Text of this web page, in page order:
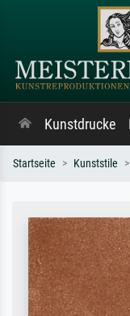
Kunstdrucke
Startseite Kunststile